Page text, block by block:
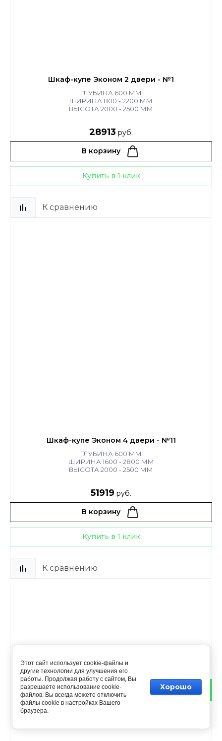
Шкаф-купе Эконом 2 двери - №1
ГЛУБИНА 600 ММ
ШИРИНА 800 - 2200 ММ
ВЫСОТА 2000 - 2500 ММ
28913 руб.
В корзину
Купить в 1 клик
К сравнению
Шкаф-купе Эконом 4 двери - №11
ГЛУБИНА 600 ММ
ШИРИНА 1600 - 2800 ММ
ВЫСОТА 2000 - 2500 ММ
51919 руб.
В корзину
Купить в 1 клик
К сравнению
Этот сайт использует cookie-файлы и
другие технологии для улучшения его
работы. Продолжая работу с сайтом, Вы
разрешаете использование cookie-
файлов. Вы всегда можете отключить
файлы cookie в настройках Вашего
браузера.
Хорошо